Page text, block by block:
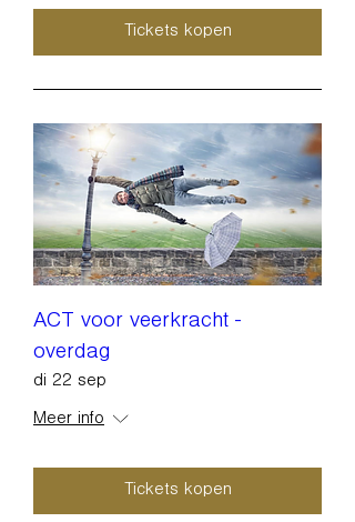
Tickets kopen
ACT voor veerkracht -
overdag
di 22 sep
Meer info
Tickets kopen